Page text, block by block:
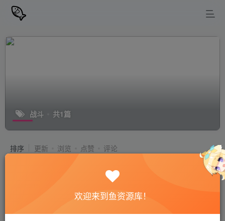
战斗 共1篇
排序 更新 浏览 点赞 评论
天国：拯救 2 – 黄金版（Kingdom
Come: Deliverance II – Gold
Edition）官中简体 容量81GB
PC游戏
欢迎来到鱼资源库！